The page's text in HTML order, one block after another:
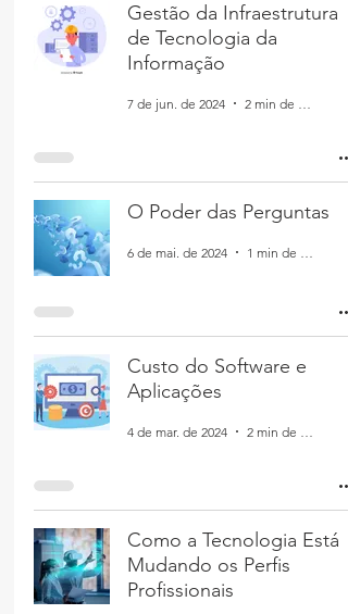
Gestão da Infraestrutura
de Tecnologia da
Informação
7 de jun. de 2024
O Poder das Perguntas
6 de mai. de 2024
Custo do Software e
Aplicações
4 de mar. de 2024
Como a Tecnologia Está
Mudando os Perfis
Profissionais